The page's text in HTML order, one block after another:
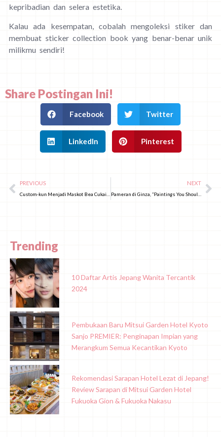
kepribadian dan selera estetika.
Kalau ada kesempatan, cobalah mengoleksi stiker dan
membuat sticker collection book yang benar-benar unik
milikmu sendiri!
Share Postingan Ini!
Facebook Twitter
LinkedIn Pinterest
PREVIOUS NEXT
Trending
10 Daftar Artis Jepang Wanita Tercantik
2024
Pembukaan Baru Mitsui Garden Hotel Kyoto
Sanjo PREMIER: Penginapan Impian yang
Merangkum Semua Kecantikan Kyoto
Rekomendasi Sarapan Hotel Lezat di Jepang!
Review Sarapan di Mitsui Garden Hotel
Fukuoka Gion & Fukuoka Nakasu